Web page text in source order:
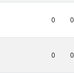
0 0
0 0